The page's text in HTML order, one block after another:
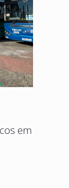
em